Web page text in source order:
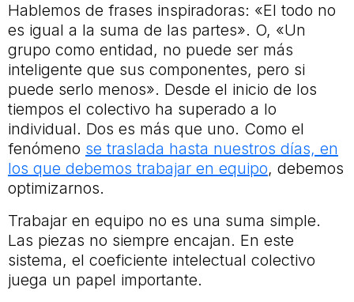
Hablemos de frases inspiradoras: «El todo no
es igual a la suma de las partes». O, «Un
grupo como entidad, no puede ser más
inteligente que sus componentes, pero si
puede serlo menos». Desde el inicio de los
tiempos el colectivo ha superado a lo
individual. Dos es más que uno. Como el
fenómeno se traslada hasta nuestros días, en
los que debemos trabajar en equipo, debemos
optimizarnos.
Trabajar en equipo no es una suma simple.
Las piezas no siempre encajan. En este
sistema, el coeficiente intelectual colectivo
juega un papel importante.